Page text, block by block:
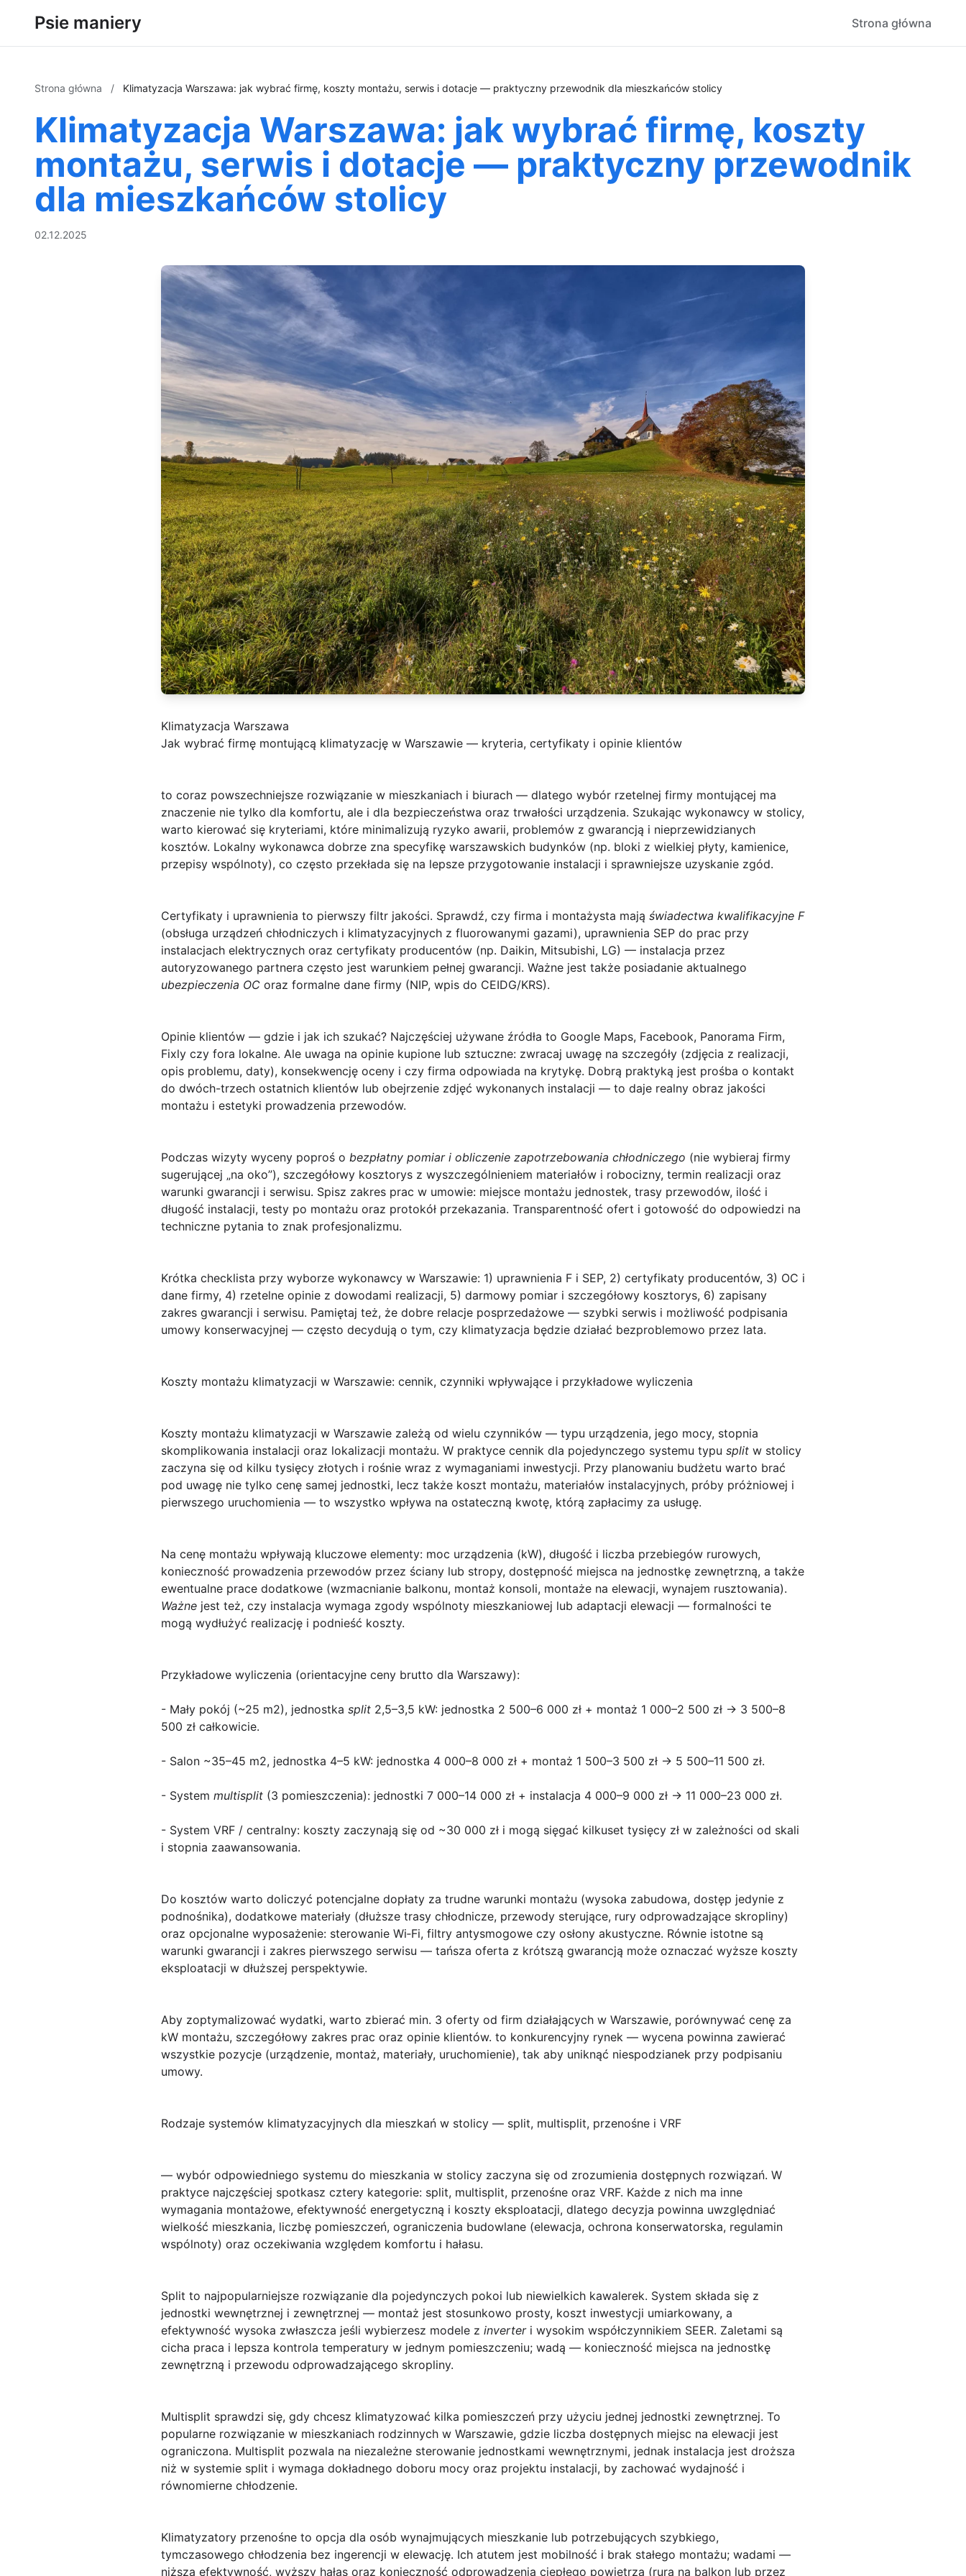
Psie maniery Strona główna
Strona główna / Klimatyzacja Warszawa: jak wybrać firmę, koszty montażu, serwis i dotacje — praktyczny przewodnik dla mieszkańców stolicy
Klimatyzacja Warszawa: jak wybrać firmę, koszty
montażu, serwis i dotacje — praktyczny przewodnik
dla mieszkańców stolicy
02.12.2025
Klimatyzacja Warszawa
Jak wybrać firmę montującą klimatyzację w Warszawie — kryteria, certyfikaty i opinie klientów
to coraz powszechniejsze rozwiązanie w mieszkaniach i biurach — dlatego wybór rzetelnej firmy montującej ma
znaczenie nie tylko dla komfortu, ale i dla bezpieczeństwa oraz trwałości urządzenia. Szukając wykonawcy w stolicy,
warto kierować się kryteriami, które minimalizują ryzyko awarii, problemów z gwarancją i nieprzewidzianych
kosztów. Lokalny wykonawca dobrze zna specyfikę warszawskich budynków (np. bloki z wielkiej płyty, kamienice,
przepisy wspólnoty), co często przekłada się na lepsze przygotowanie instalacji i sprawniejsze uzyskanie zgód.
Certyfikaty i uprawnienia to pierwszy filtr jakości. Sprawdź, czy firma i montażysta mają świadectwa kwalifikacyjne F
(obsługa urządzeń chłodniczych i klimatyzacyjnych z fluorowanymi gazami), uprawnienia SEP do prac przy
instalacjach elektrycznych oraz certyfikaty producentów (np. Daikin, Mitsubishi, LG) — instalacja przez
autoryzowanego partnera często jest warunkiem pełnej gwarancji. Ważne jest także posiadanie aktualnego
ubezpieczenia OC oraz formalne dane firmy (NIP, wpis do CEIDG/KRS).
Opinie klientów — gdzie i jak ich szukać? Najczęściej używane źródła to Google Maps, Facebook, Panorama Firm,
Fixly czy fora lokalne. Ale uwaga na opinie kupione lub sztuczne: zwracaj uwagę na szczegóły (zdjęcia z realizacji,
opis problemu, daty), konsekwencję oceny i czy firma odpowiada na krytykę. Dobrą praktyką jest prośba o kontakt
do dwóch-trzech ostatnich klientów lub obejrzenie zdjęć wykonanych instalacji — to daje realny obraz jakości
montażu i estetyki prowadzenia przewodów.
Podczas wizyty wyceny poproś o bezpłatny pomiar i obliczenie zapotrzebowania chłodniczego (nie wybieraj firmy
sugerującej „na oko”), szczegółowy kosztorys z wyszczególnieniem materiałów i robocizny, termin realizacji oraz
warunki gwarancji i serwisu. Spisz zakres prac w umowie: miejsce montażu jednostek, trasy przewodów, ilość i
długość instalacji, testy po montażu oraz protokół przekazania. Transparentność ofert i gotowość do odpowiedzi na
techniczne pytania to znak profesjonalizmu.
Krótka checklista przy wyborze wykonawcy w Warszawie: 1) uprawnienia F i SEP, 2) certyfikaty producentów, 3) OC i
dane firmy, 4) rzetelne opinie z dowodami realizacji, 5) darmowy pomiar i szczegółowy kosztorys, 6) zapisany
zakres gwarancji i serwisu. Pamiętaj też, że dobre relacje posprzedażowe — szybki serwis i możliwość podpisania
umowy konserwacyjnej — często decydują o tym, czy klimatyzacja będzie działać bezproblemowo przez lata.
Koszty montażu klimatyzacji w Warszawie: cennik, czynniki wpływające i przykładowe wyliczenia
Koszty montażu klimatyzacji w Warszawie zależą od wielu czynników — typu urządzenia, jego mocy, stopnia
skomplikowania instalacji oraz lokalizacji montażu. W praktyce cennik dla pojedynczego systemu typu split w stolicy
zaczyna się od kilku tysięcy złotych i rośnie wraz z wymaganiami inwestycji. Przy planowaniu budżetu warto brać
pod uwagę nie tylko cenę samej jednostki, lecz także koszt montażu, materiałów instalacyjnych, próby próżniowej i
pierwszego uruchomienia — to wszystko wpływa na ostateczną kwotę, którą zapłacimy za usługę.
Na cenę montażu wpływają kluczowe elementy: moc urządzenia (kW), długość i liczba przebiegów rurowych,
konieczność prowadzenia przewodów przez ściany lub stropy, dostępność miejsca na jednostkę zewnętrzną, a także
ewentualne prace dodatkowe (wzmacnianie balkonu, montaż konsoli, montaże na elewacji, wynajem rusztowania).
Ważne jest też, czy instalacja wymaga zgody wspólnoty mieszkaniowej lub adaptacji elewacji — formalności te
mogą wydłużyć realizację i podnieść koszty.
Przykładowe wyliczenia (orientacyjne ceny brutto dla Warszawy):
- Mały pokój (~25 m2), jednostka split 2,5–3,5 kW: jednostka 2 500–6 000 zł + montaż 1 000–2 500 zł → 3 500–8
500 zł całkowicie.
- Salon ~35–45 m2, jednostka 4–5 kW: jednostka 4 000–8 000 zł + montaż 1 500–3 500 zł → 5 500–11 500 zł.
- System multisplit (3 pomieszczenia): jednostki 7 000–14 000 zł + instalacja 4 000–9 000 zł → 11 000–23 000 zł.
- System VRF / centralny: koszty zaczynają się od ~30 000 zł i mogą sięgać kilkuset tysięcy zł w zależności od skali
i stopnia zaawansowania.
Do kosztów warto doliczyć potencjalne dopłaty za trudne warunki montażu (wysoka zabudowa, dostęp jedynie z
podnośnika), dodatkowe materiały (dłuższe trasy chłodnicze, przewody sterujące, rury odprowadzające skropliny)
oraz opcjonalne wyposażenie: sterowanie Wi‑Fi, filtry antysmogowe czy osłony akustyczne. Równie istotne są
warunki gwarancji i zakres pierwszego serwisu — tańsza oferta z krótszą gwarancją może oznaczać wyższe koszty
eksploatacji w dłuższej perspektywie.
Aby zoptymalizować wydatki, warto zbierać min. 3 oferty od firm działających w Warszawie, porównywać cenę za
kW montażu, szczegółowy zakres prac oraz opinie klientów. to konkurencyjny rynek — wycena powinna zawierać
wszystkie pozycje (urządzenie, montaż, materiały, uruchomienie), tak aby uniknąć niespodzianek przy podpisaniu
umowy.
Rodzaje systemów klimatyzacyjnych dla mieszkań w stolicy — split, multisplit, przenośne i VRF
— wybór odpowiedniego systemu do mieszkania w stolicy zaczyna się od zrozumienia dostępnych rozwiązań. W
praktyce najczęściej spotkasz cztery kategorie: split, multisplit, przenośne oraz VRF. Każde z nich ma inne
wymagania montażowe, efektywność energetyczną i koszty eksploatacji, dlatego decyzja powinna uwzględniać
wielkość mieszkania, liczbę pomieszczeń, ograniczenia budowlane (elewacja, ochrona konserwatorska, regulamin
wspólnoty) oraz oczekiwania względem komfortu i hałasu.
Split to najpopularniejsze rozwiązanie dla pojedynczych pokoi lub niewielkich kawalerek. System składa się z
jednostki wewnętrznej i zewnętrznej — montaż jest stosunkowo prosty, koszt inwestycji umiarkowany, a
efektywność wysoka zwłaszcza jeśli wybierzesz modele z inverteri wysokim współczynnikiem SEER. Zaletami są
cicha praca i lepsza kontrola temperatury w jednym pomieszczeniu; wadą — konieczność miejsca na jednostkę
zewnętrzną i przewodu odprowadzającego skropliny.
Multisplit sprawdzi się, gdy chcesz klimatyzować kilka pomieszczeń przy użyciu jednej jednostki zewnętrznej. To
popularne rozwiązanie w mieszkaniach rodzinnych w Warszawie, gdzie liczba dostępnych miejsc na elewacji jest
ograniczona. Multisplit pozwala na niezależne sterowanie jednostkami wewnętrznymi, jednak instalacja jest droższa
niż w systemie split i wymaga dokładnego doboru mocy oraz projektu instalacji, by zachować wydajność i
równomierne chłodzenie.
Klimatyzatory przenośne to opcja dla osób wynajmujących mieszkanie lub potrzebujących szybkiego,
tymczasowego chłodzenia bez ingerencji w elewację. Ich atutem jest mobilność i brak stałego montażu; wadami —
niższa efektywność, wyższy hałas oraz konieczność odprowadzenia ciepłego powietrza (rura na balkon lub przez